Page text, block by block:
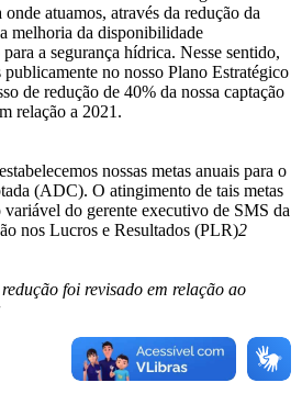
atuamos, através da redução da
melhoria da disponibilidade
a segurança hídrica. Nesse sentido,
no nosso Plano Estratégico
de redução de 40% da nossa captação
relação a 2021.
nossas metas anuais para o
(ADC). O atingimento de tais metas
do gerente executivo de SMS da
nos Lucros e Resultados (PLR)2
foi revisado em relação ao